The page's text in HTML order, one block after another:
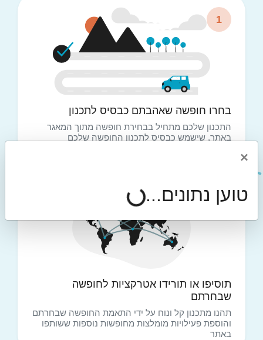
2
תוסיפו או תורידו אטרקציות לחופשה
שבחרתם
תהנו מתכנון קל ונוח על ידי התאמת החופשה שבחרתם
והוספת פעילויות מומלצות מחופשות נוספות ששותפו
באתר
1
בחרו חופשה שאהבתם כבסיס לתכנון
התכנון שלכם מתחיל בבחירת חופשה מתוך המאגר
באתר, שישמש כבסיס לתכנון החופשה שלכם
×
טוען נתונים...